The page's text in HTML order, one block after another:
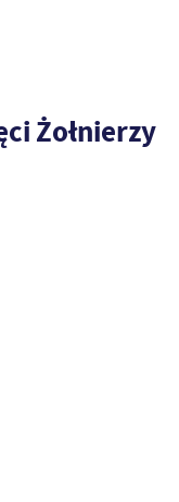
Żołnierzy